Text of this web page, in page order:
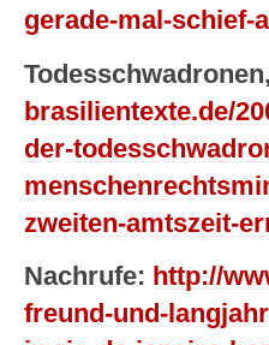
gerade-mal-schief-
brasilientexte.de/
der-
zweiten-amtszeit-
Nachrufe: http://
freund-und-